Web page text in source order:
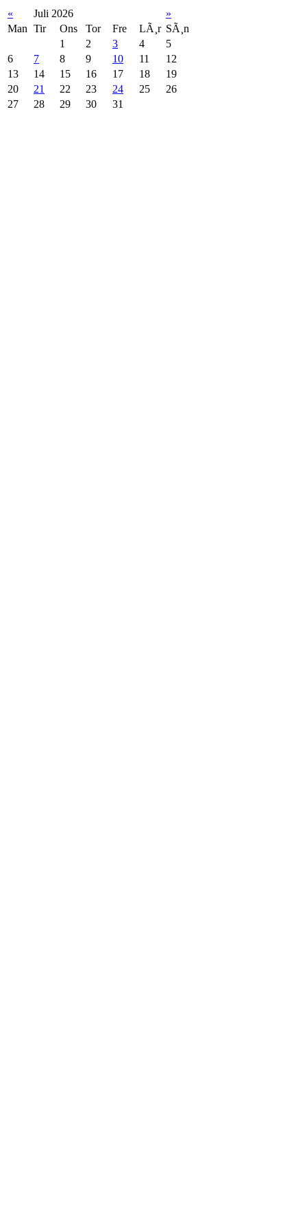
« Juli 2026
»
Man Tir Ons Tor Fre LÃ¸r SÃ¸n
1
2 3 4
5
6
7 8 9 10 11
12
13
14 15 16 17 18
19
20
21 22 23 24 25
26
27
28 29 30 31